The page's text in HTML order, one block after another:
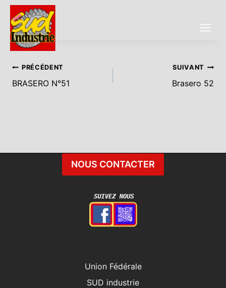
Aller
contenu
Navigation
De
PRÉCÉDENT
BRASERO N°51
SUIVANT
Brasero 52
NOUS CONTACTER
Union Fédérale
SUD industrie